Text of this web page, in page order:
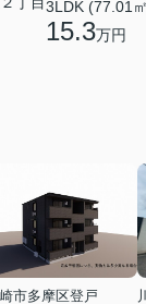
3LDK (77.01
15.3万円
市多摩区登戸